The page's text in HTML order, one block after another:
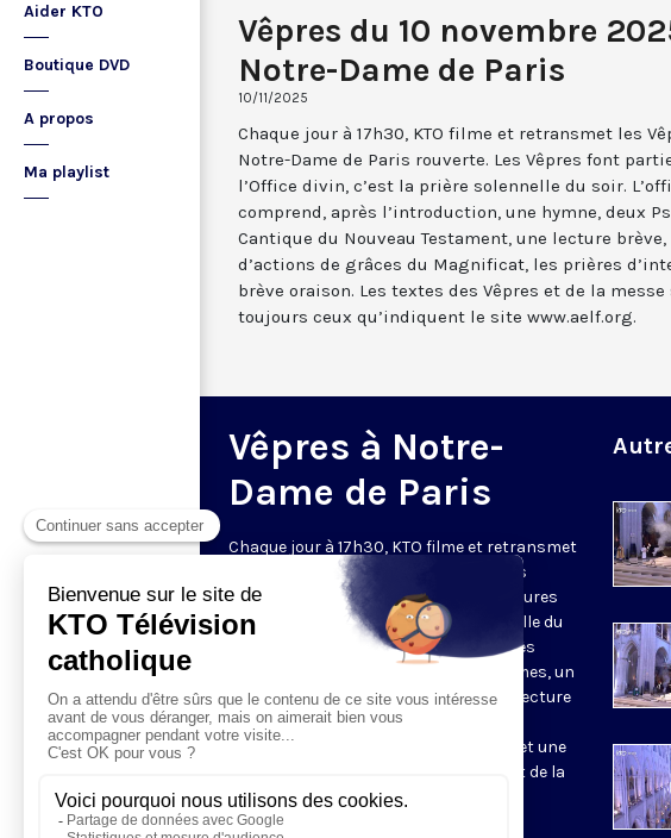
Aider KTO
Boutique DVD
A propos
Ma playlist
Vêpres du 10 novembre
Notre-Dame de Paris
10/11/2025
Chaque jour à 17h30, KTO filme et retransmet les
Notre-Dame de Paris rouverte. Les Vêpres font
l’Office divin, c’est la prière solennelle du soir.
comprend, après l’introduction, une hymne, deux
Cantique du Nouveau Testament, une lecture
d’actions de grâces du Magnificat, les prières
brève oraison. Les textes des Vêpres et de la
toujours ceux qu’indiquent le site www.aelf.org.
Vêpres à Notre-
Dame de Paris
Chaque jour à 17h30, KTO filme et retransmet
les Vêpres depuis Notre-Dame de Paris
rouverte. Les Vêpres font partie des Heures
de l’Office divin, c’est la prière solennelle du
soir. L’office de Vêpres comprend, après
l’introduction, une hymne, deux Psaumes, un
Cantique du Nouveau Testament, une lecture
brève, le chant d’actions de grâces du
Magnificat, les prières d’intercession et une
brève oraison. Les textes des Vêpres et de la
messe sont presque toujours ceux
qu’indiquent le site